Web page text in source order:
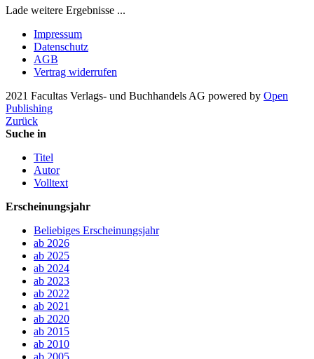
Lade weitere Ergebnisse ...
Impressum
Datenschutz
AGB
Vertrag widerrufen
2021 Facultas Verlags- und Buchhandels AG powered by Open
Publishing
Zurück
Suche in
Titel
Autor
Volltext
Erscheinungsjahr
Beliebiges Erscheinungsjahr
ab 2026
ab 2025
ab 2024
ab 2023
ab 2022
ab 2021
ab 2020
ab 2015
ab 2010
ab 2005